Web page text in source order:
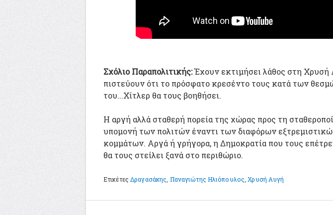
Σχόλιο Παραπολιτικής:Έχουν εκτιμήσει λάθος στη Χρυσή
πιστεύουν ότι το πρόσφατο κρεσέντο τους κατά των
του...Χίτλερ θα τους βοηθήσει.
Η αργή αλλά σταθερή πορεία της χώρας προς τη
υπομονή των πολιτών έναντι των διαφόρων
κομμάτων. Αργά ή γρήγορα, η Δημοκρατία που τους
θα τους στείλει ξανά στο περιθώριο.
ΕτικέτεςΔραγασάκης Παναγιώτης Ηλιόπουλος ,Χρυσή Αυγή